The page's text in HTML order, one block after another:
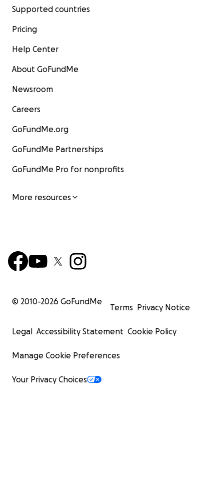
Supported countries
Pricing
Help Center
About GoFundMe
Newsroom
Careers
GoFundMe.org
GoFundMe Partnerships
GoFundMe Pro for nonprofits
More resources
© 2010-2026 GoFundMe
Terms Privacy Notice
Legal Accessibility Statement Cookie Policy
Manage Cookie Preferences
Your Privacy Choices